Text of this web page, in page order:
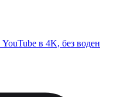
в 4K, без воден